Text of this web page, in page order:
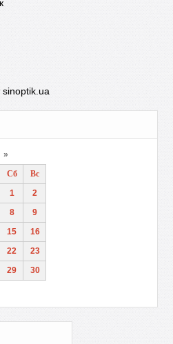
sinoptik.ua
»
Сб
Вс
1
2
8
9
15
16
22
23
29
30